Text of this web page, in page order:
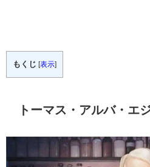
もくじ [表示]
トーマス・アルバ・エ